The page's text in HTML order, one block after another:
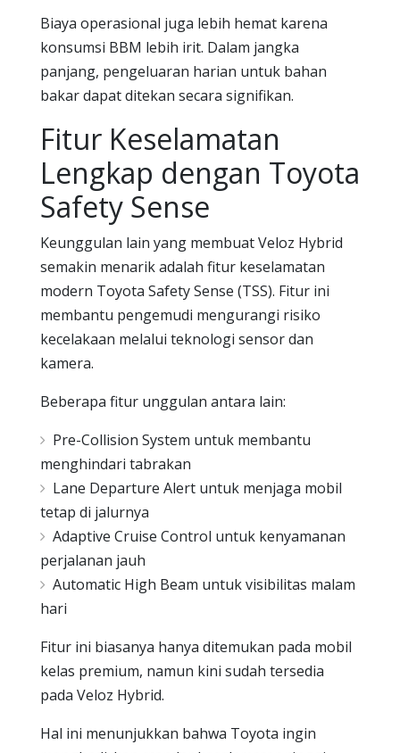
Biaya operasional juga lebih hemat karena
konsumsi BBM lebih irit. Dalam jangka
panjang, pengeluaran harian untuk bahan
bakar dapat ditekan secara signifikan.
Fitur Keselamatan
Lengkap dengan Toyota
Safety Sense
Keunggulan lain yang membuat Veloz Hybrid
semakin menarik adalah fitur keselamatan
modern Toyota Safety Sense (TSS). Fitur ini
membantu pengemudi mengurangi risiko
kecelakaan melalui teknologi sensor dan
kamera.
Beberapa fitur unggulan antara lain:
Pre-Collision System untuk membantu
menghindari tabrakan
Lane Departure Alert untuk menjaga mobil
tetap di jalurnya
Adaptive Cruise Control untuk kenyamanan
perjalanan jauh
Automatic High Beam untuk visibilitas malam
hari
Fitur ini biasanya hanya ditemukan pada mobil
kelas premium, namun kini sudah tersedia
pada Veloz Hybrid.
Hal ini menunjukkan bahwa Toyota ingin